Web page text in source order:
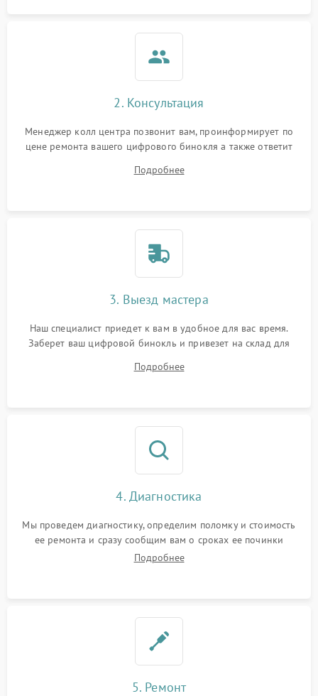
2. Консультация
Менеджер колл центра позвонит вам, проинформирует по
цене ремонта вашего цифрового бинокля а также ответит
Подробнее
3. Выезд мастера
Наш специалист приедет к вам в удобное для вас время.
Заберет ваш цифровой бинокль и привезет на склад для
Подробнее
4. Диагностика
Мы проведем диагностику, определим поломку и стоимость
ее ремонта и сразу сообщим вам о сроках ее починки
Подробнее
5. Ремонт